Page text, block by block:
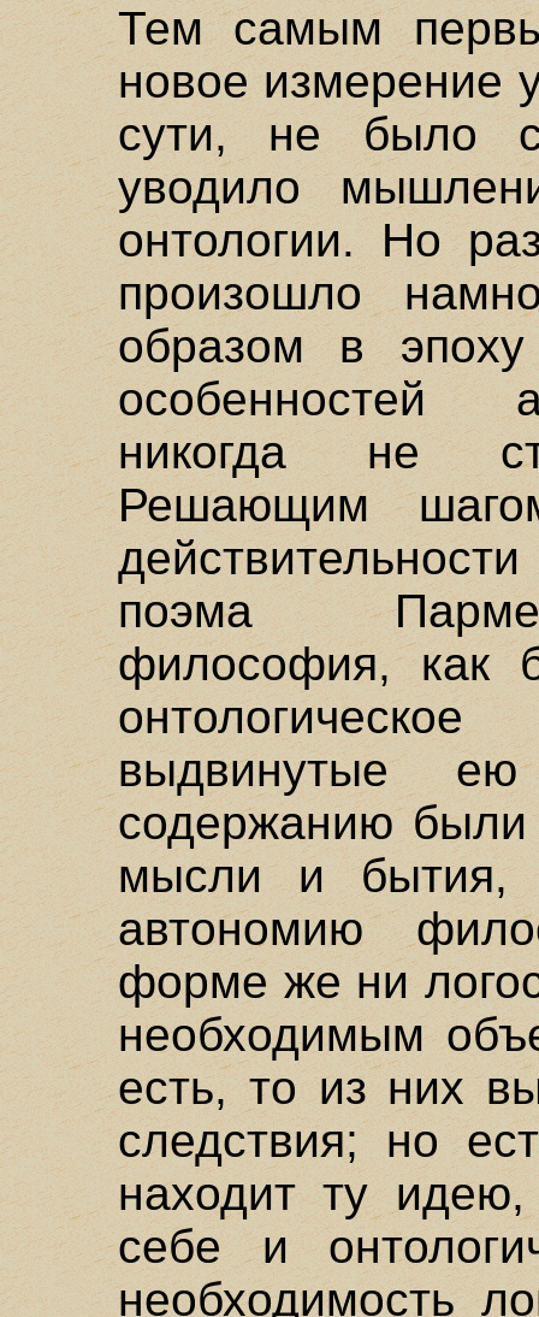
Тем самым
новое измерение
сути, не было
уводило
онтологии. Но
произошло
образом в
особенностей
никогда не
Решающим
поэма
философия, как
выдвинутые
содержанию были
мысли и бытия,
автономию
форме же ни
необходимым
есть, то из них
следствия; но
находит ту
себе и
необходимость